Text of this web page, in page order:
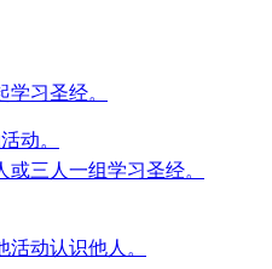
动。
习圣经。
三人一组学习圣经。
动认识他人。